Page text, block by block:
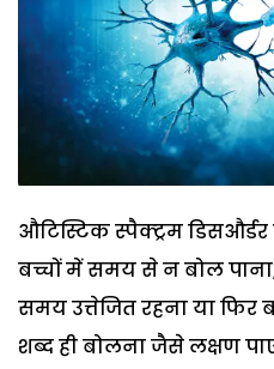
औटिस्टिक स्पैक्ट्रम
बच्चों में समय से न बोल
समय उत्तेजित रहना या
शब्द ही बोलना जैसे लक्षण